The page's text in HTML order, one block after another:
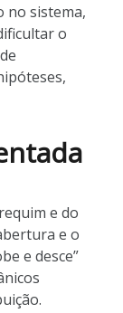
no sistema,
o
e do
e o
e desce”